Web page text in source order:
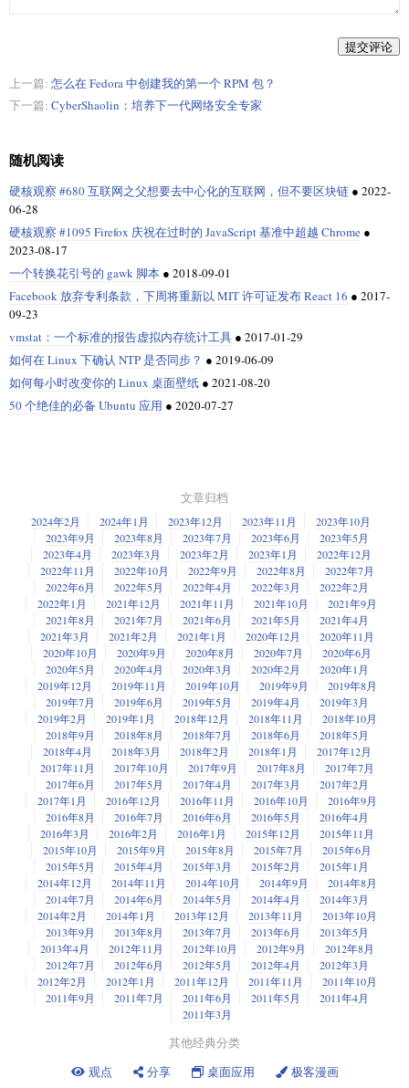
提交评论
上一篇: 怎么在 Fedora 中创建我的第一个 RPM 包？
下一篇: Cyber​​Shaolin：培养下一代网络安全专家
随机阅读
硬核观察 #680 互联网之父想要去中心化的互联网，但不要区块链 ● 2022-
06-28
硬核观察 #1095 Firefox 庆祝在过时的 JavaScript 基准中超越 Chrome ●
2023-08-17
一个转换花引号的 gawk 脚本 ● 2018-09-01
Facebook 放弃专利条款，下周将重新以 MIT 许可证发布 React 16 ● 2017-
09-23
vmstat：一个标准的报告虚拟内存统计工具 ● 2017-01-29
如何在 Linux 下确认 NTP 是否同步？ ● 2019-06-09
如何每小时改变你的 Linux 桌面壁纸 ● 2021-08-20
50 个绝佳的必备 Ubuntu 应用 ● 2020-07-27
文章归档
2024年2月 2024年1月 2023年12月 2023年11月
2023年10月
2023年9月
2023年8月 2023年7月 2023年6月
2023年5月
2023年4月
2023年3月 2023年2月 2023年1月
2022年12月
2022年11月
2022年10月 2022年9月 2022年8月
2022年7月
2022年6月
2022年5月 2022年4月 2022年3月
2022年2月
2022年1月
2021年12月 2021年11月 2021年10月
2021年9月
2021年8月
2021年7月 2021年6月 2021年5月
2021年4月
2021年3月
2021年2月 2021年1月 2020年12月
2020年11月
2020年10月
2020年9月 2020年8月 2020年7月
2020年6月
2020年5月
2020年4月 2020年3月 2020年2月
2020年1月
2019年12月
2019年11月 2019年10月 2019年9月
2019年8月
2019年7月
2019年6月 2019年5月 2019年4月
2019年3月
2019年2月
2019年1月 2018年12月 2018年11月
2018年10月
2018年9月
2018年8月 2018年7月 2018年6月
2018年5月
2018年4月
2018年3月 2018年2月 2018年1月
2017年12月
2017年11月
2017年10月 2017年9月 2017年8月
2017年7月
2017年6月
2017年5月 2017年4月 2017年3月
2017年2月
2017年1月
2016年12月 2016年11月 2016年10月
2016年9月
2016年8月
2016年7月 2016年6月 2016年5月
2016年4月
2016年3月
2016年2月 2016年1月 2015年12月
2015年11月
2015年10月
2015年9月 2015年8月 2015年7月
2015年6月
2015年5月
2015年4月 2015年3月 2015年2月
2015年1月
2014年12月
2014年11月 2014年10月 2014年9月
2014年8月
2014年7月
2014年6月 2014年5月 2014年4月
2014年3月
2014年2月
2014年1月 2013年12月 2013年11月
2013年10月
2013年9月
2013年8月 2013年7月 2013年6月
2013年5月
2013年4月
2012年11月 2012年10月 2012年9月
2012年8月
2012年7月
2012年6月 2012年5月 2012年4月
2012年3月
2012年2月
2012年1月 2011年12月 2011年11月
2011年10月
2011年9月
2011年7月 2011年6月 2011年5月
2011年4月
2011年3月
其他经典分类
观点
分享 桌面应用 极客漫画